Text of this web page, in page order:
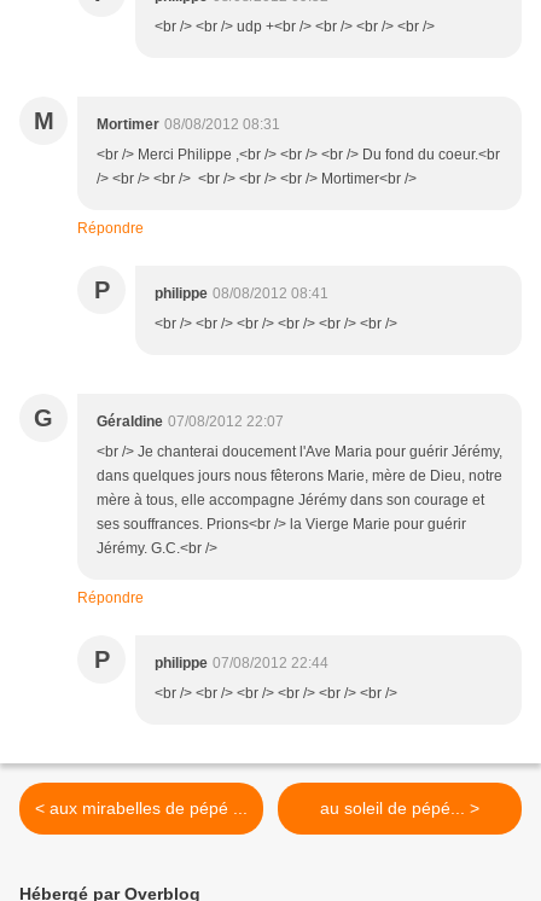
<br /> <br /> udp +<br /> <br /> <br /> <br />
M Mortimer 08/08/2012 08:31
<br /> Merci Philippe ,<br /> <br /> <br /> Du fond du coeur.<br
/> <br /> <br /> <br /> <br /> <br /> Mortimer<br />
Répondre
P philippe 08/08/2012 08:41
<br /> <br /> <br /> <br /> <br /> <br />
G Géraldine 07/08/2012 22:07
<br /> Je chanterai doucement l'Ave Maria pour guérir Jérémy,
dans quelques jours nous fêterons Marie, mère de Dieu, notre
mère à tous, elle accompagne Jérémy dans son courage et
ses souffrances. Prions<br /> la Vierge Marie pour guérir
Jérémy. G.C.<br />
Répondre
P philippe 07/08/2012 22:44
<br /> <br /> <br /> <br /> <br /> <br />
< aux mirabelles de pépé ... au soleil de pépé... >
Hébergé par Overblog